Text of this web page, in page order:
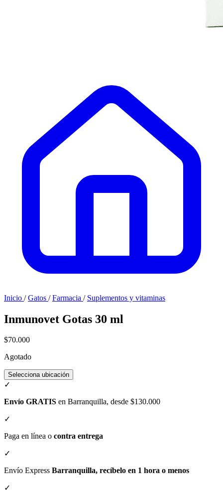
Inicio / Gatos / Farmacia / Suplementos y vitaminas
Inmunovet Gotas 30 ml
$70.000
Agotado
Selecciona ubicación
✓
Envío GRATIS en Barranquilla, desde $130.000
✓
Paga en línea o contra entrega
✓
Envío Express Barranquilla, recíbelo en 1 hora o menos
✓